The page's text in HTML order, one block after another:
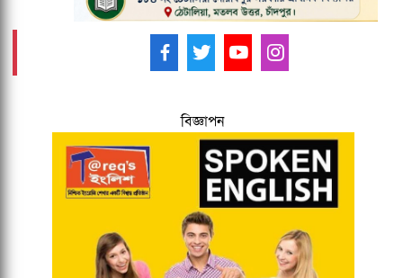
বিজ্ঞাপন